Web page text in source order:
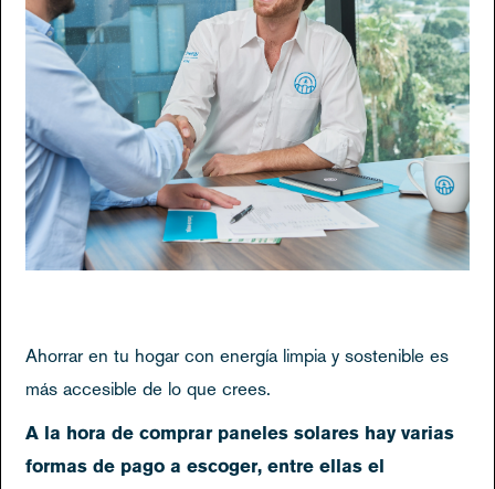
Ahorrar en tu hogar con energía limpia y sostenible es
más accesible de lo que crees.
A la hora de comprar paneles solares hay varias
formas de pago a escoger, entre ellas el